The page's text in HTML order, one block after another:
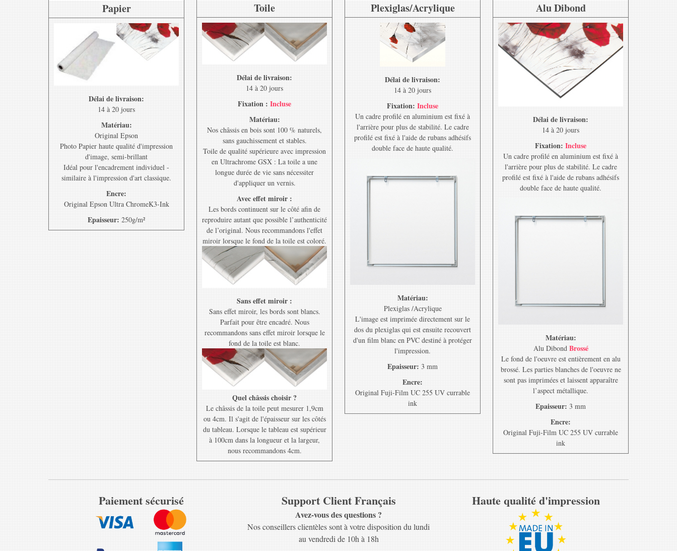
Papier
Délai de livraison:
14 à 20 jours
Matériau:
Original Epson
Photo Papier haute qualité d'impression
d'image, semi-brillant
Idéal pour l'encadrement individuel -
similaire à l'impression d'art classique.
Encre:
Original Epson Ultra ChromeK3-Ink
Epaisseur: 250g/m²
Toile
Délai de livraison:
14 à 20 jours
Fixation : Incluse
Matériau:
Nos châssis en bois sont 100 % naturels,
sans gauchissement et stables.
Toile de qualité supérieure avec impression
en Ultrachrome GSX : La toile a une
longue durée de vie sans nécessiter
d'appliquer un vernis.
Avec effet miroir :
Les bords continuent sur le côté afin de
reproduire autant que possible l’authenticité
de l’original. Nous recommandons l'effet
miroir lorsque le fond de la toile est coloré.
Sans effet miroir :
Sans effet miroir, les bords sont blancs.
Parfait pour être encadré. Nous
recommandons sans effet miroir lorsque le
fond de la toile est blanc.
Quel châssis choisir ?
Le châssis de la toile peut mesurer 1,9cm
ou 4cm. Il s'agit de l'épaisseur sur les côtés
du tableau. Lorsque le tableau est supérieur
à 100cm dans la longueur et la largeur,
nous recommandons 4cm.
Plexiglas/Acrylique
Délai de livraison:
14 à 20 jours
Fixation: Incluse
Un cadre profilé en aluminium est fixé à
l'arrière pour plus de stabilité. Le cadre
profilé est fixé à l'aide de rubans adhésifs
double face de haute qualité.
Matériau:
Plexiglas /Acrylique
L'image est imprimée directement sur le
dos du plexiglas qui est ensuite recouvert
d'un film blanc en PVC destiné à protéger
l'impression.
Epaisseur: 3 mm
Encre:
Original Fuji-Film UC 255 UV currable
ink
Alu Dibond
Délai de livraison:
14 à 20 jours
Fixation: Incluse
Un cadre profilé en aluminium est fixé à
l'arrière pour plus de stabilité. Le cadre
profilé est fixé à l'aide de rubans adhésifs
double face de haute qualité.
Matériau:
Alu Dibond Brossé
Le fond de l'oeuvre est entièrement en alu
brossé. Les parties blanches de l'oeuvre ne
sont pas imprimées et laissent apparaître
l’aspect métallique.
Epaisseur: 3 mm
Encre:
Original Fuji-Film UC 255 UV currable
ink
Paiement sécurisé Support Client Français
Avez-vous des questions ?
Nos conseillers clientèles sont à votre disposition du lundi
au vendredi de 10h à 18h
Haute qualité d'impression